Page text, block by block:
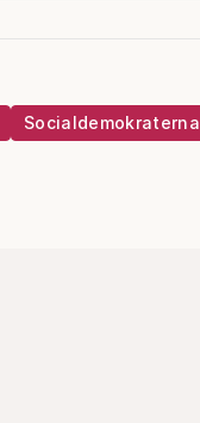
Socialdemokraterna